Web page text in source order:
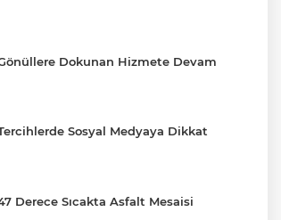
Dokunan Hizmete Devam
Sosyal Medyaya Dikkat
Derece Sıcakta Asfalt Mesaisi